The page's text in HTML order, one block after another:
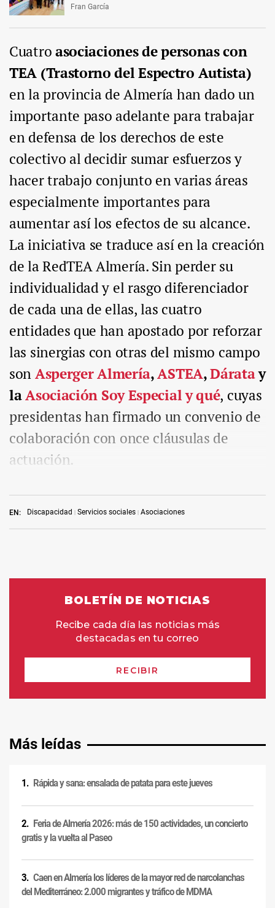
EN: Discapacidad Servicios sociales Asociaciones
Fran García
Cuatroasociaciones de personas con
TEA (Trastorno del Espectro Autista)
en la provincia de Almería han dado un
importante paso adelante para trabajar
en defensa de los derechos de este
colectivo al decidir sumar esfuerzos y
hacer trabajo conjunto en varias áreas
especialmente importantes para
aumentar así los efectos de su alcance.
La iniciativa se traduce así en la creación
de la RedTEA Almería. Sin perder su
individualidad y el rasgo diferenciador
de cada una de ellas, las cuatro
entidades que han apostado por reforzar
las sinergias con otras del mismo campo
sonAsperger Almería,ASTEA,Dáratay
laAsociación Soy Especial y qué, cuyas
presidentas han firmado un convenio de
colaboración con once cláusulas de
actuación.
Más leídas
Rápida y sana: ensalada de patata para este jueves
Feria de Almería 2026: más de 150 actividades, un concierto
gratis y la vuelta al Paseo
Caen en Almería los líderes de la mayor red de narcolanchas
del Mediterráneo: 2.000 migrantes y tráfico de MDMA